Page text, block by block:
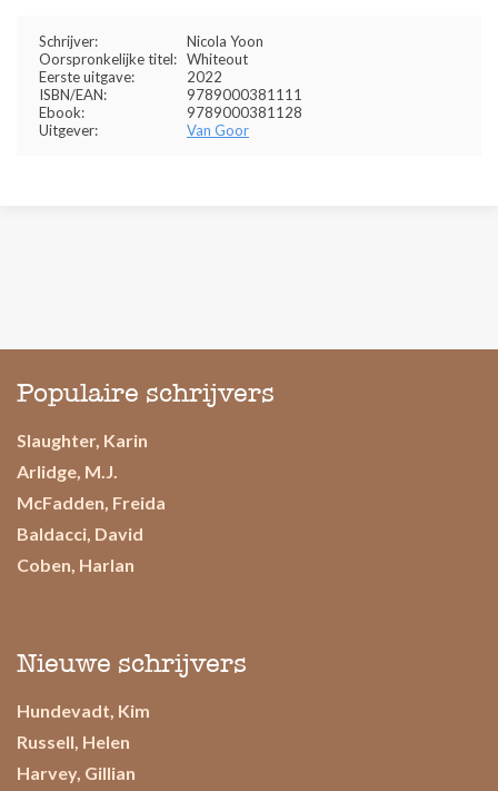
Schrijver:
Nicola Yoon
Oorspronkelijke titel: Whiteout
Eerste uitgave:
2022
ISBN/EAN:
9789000381111
Ebook:
9789000381128
Uitgever:
Van Goor
Populaire schrijvers
Slaughter, Karin
Arlidge, M.J.
McFadden, Freida
Baldacci, David
Coben, Harlan
Nieuwe schrijvers
Hundevadt, Kim
Russell, Helen
Harvey, Gillian